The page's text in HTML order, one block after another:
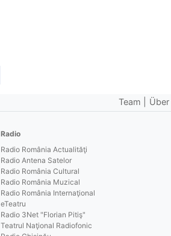
Team Über
Radio
Radio România Actualităţi
Radio Antena Satelor
Radio România Cultural
Radio România Muzical
Radio România Internaţional
eTeatru
Radio 3Net "Florian Pitiş"
Teatrul Naţional Radiofonic